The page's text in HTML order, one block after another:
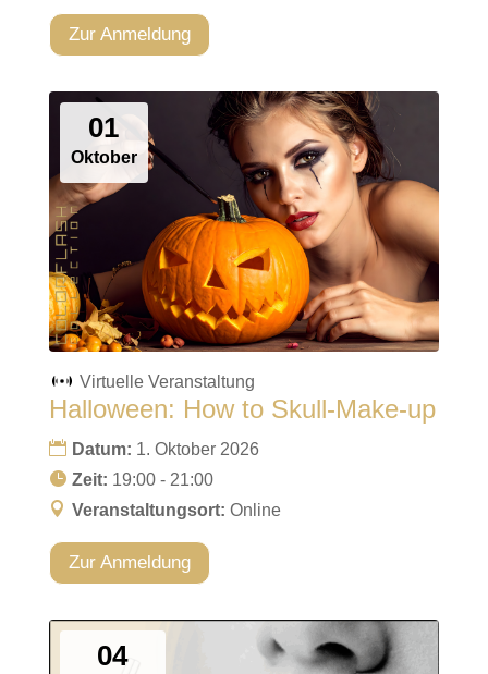
Zur Anmeldung
01
Oktober
Virtuelle Veranstaltung
Halloween: How to Skull-Make-up
Datum: 1. Oktober 2026
Zeit: 19:00 - 21:00
Veranstaltungsort: Online
Zur Anmeldung
04